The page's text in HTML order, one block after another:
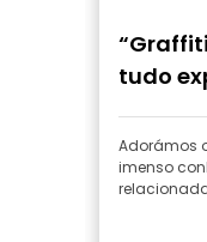
tudo
clara! ”
Adorámos
imenso